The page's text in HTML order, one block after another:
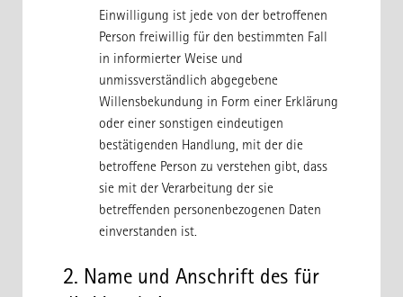
Einwilligung ist jede von der betroffenen
Person freiwillig für den bestimmten Fall
in informierter Weise und
unmissverständlich abgegebene
Willensbekundung in Form einer Erklärung
oder einer sonstigen eindeutigen
bestätigenden Handlung, mit der die
betroffene Person zu verstehen gibt, dass
sie mit der Verarbeitung der sie
betreffenden personenbezogenen Daten
einverstanden ist.
2. Name und Anschrift des für